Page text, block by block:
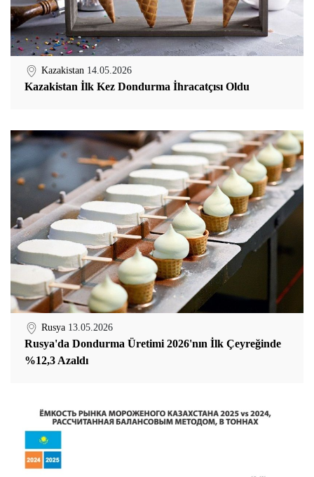
Kazakistan 14.05.2026
Kazakistan İlk Kez Dondurma İhracatçısı Oldu
Rusya 13.05.2026
Rusya'da Dondurma Üretimi 2026'nın İlk Çeyreğinde
%12,3 Azaldı